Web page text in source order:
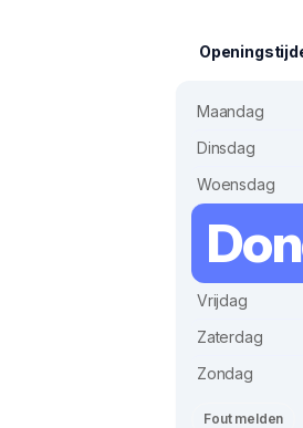
Maandag
Dinsdag
Woensdag
Vrijdag
Zaterdag
Zondag
Fout melden